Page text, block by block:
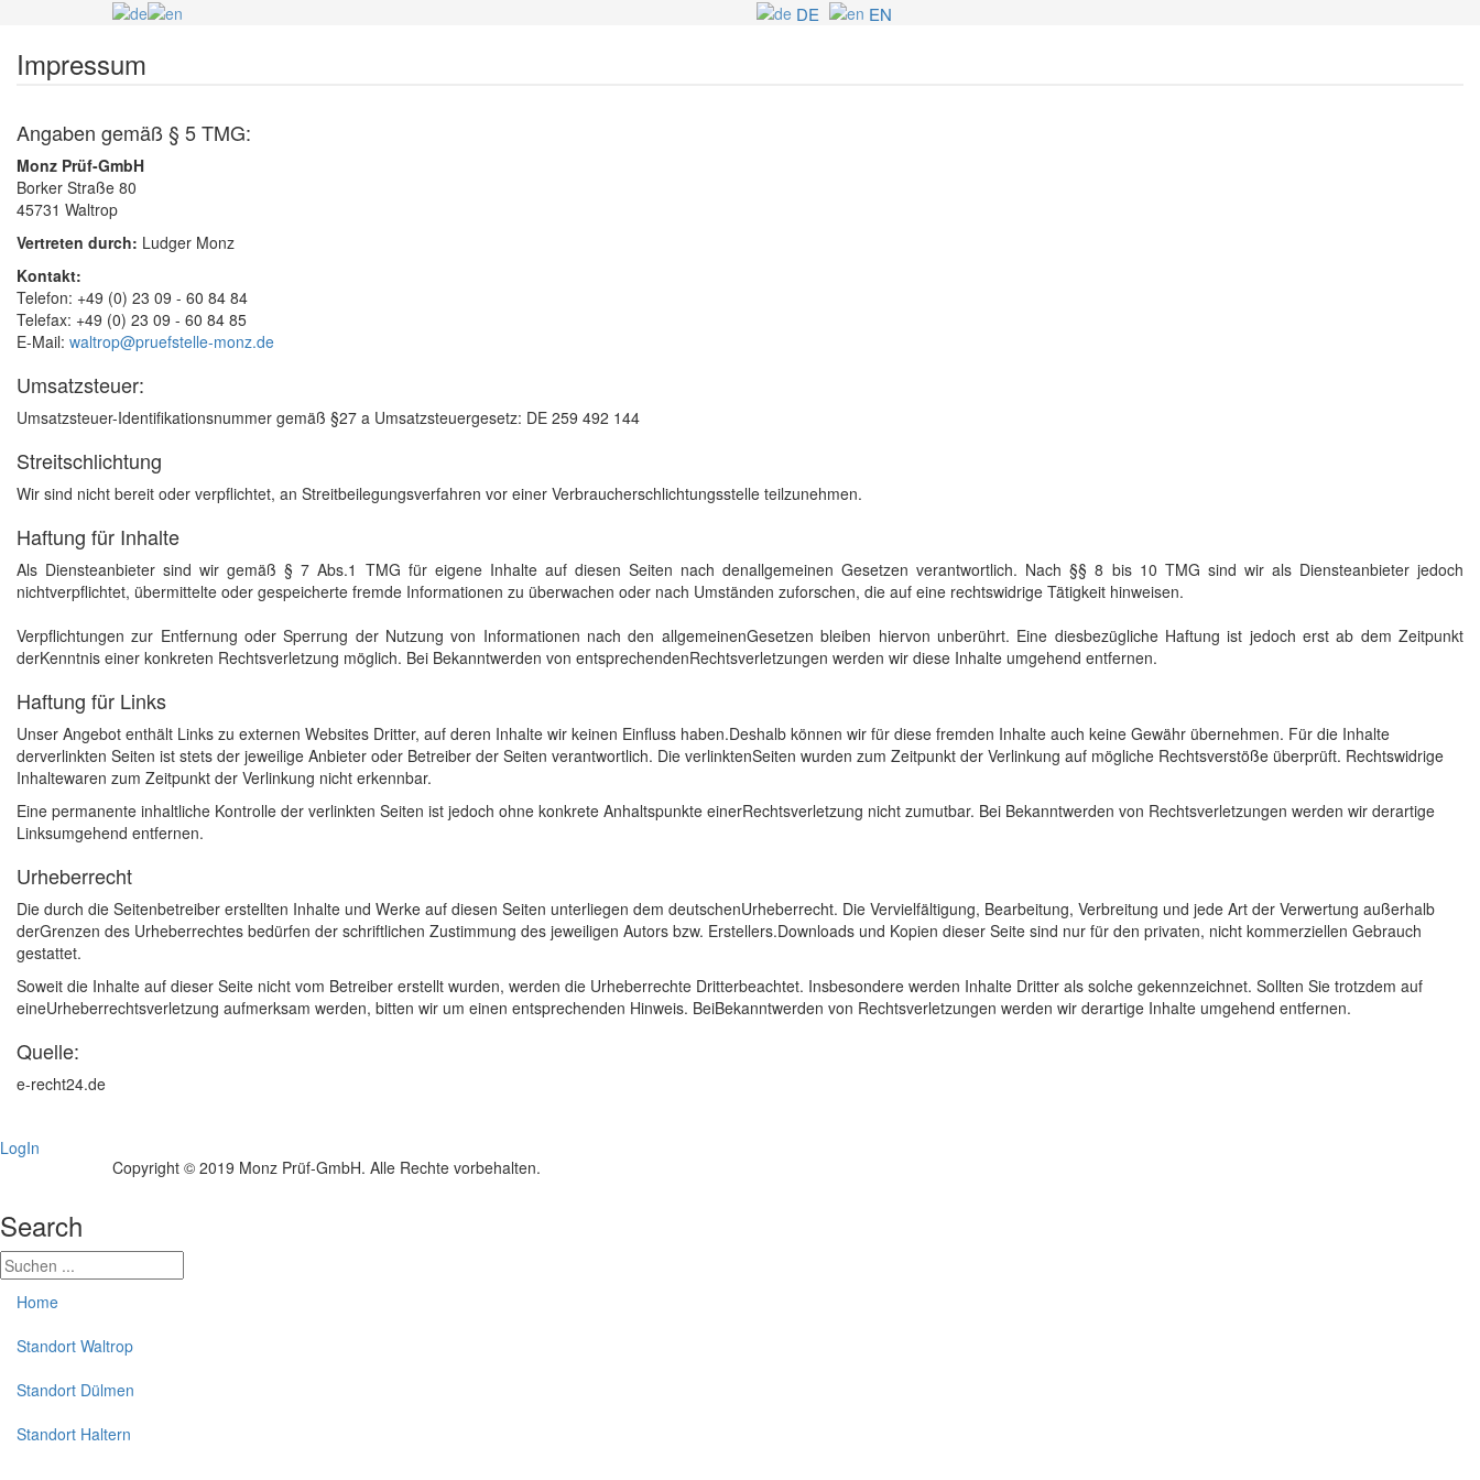
DE EN
Impressum
Angaben gemäß § 5 TMG:
Monz Prüf-GmbH
Borker Straße 80
45731 Waltrop
Vertreten durch: Ludger Monz
Kontakt:
Telefon: +49 (0) 23 09 - 60 84 84
Telefax: +49 (0) 23 09 - 60 84 85
E-Mail: waltrop@pruefstelle-monz.de
Umsatzsteuer:
Umsatzsteuer-Identifikationsnummer gemäß §27 a Umsatzsteuergesetz: DE 259 492 144
Streitschlichtung
Wir sind nicht bereit oder verpflichtet, an Streitbeilegungsverfahren vor einer Verbraucherschlichtungsstelle teilzunehmen.
Haftung für Inhalte
Als Diensteanbieter sind wir gemäß § 7 Abs.1 TMG für eigene Inhalte auf diesen Seiten nach denallgemeinen Gesetzen verantwortlich. Nach §§ 8 bis 10 TMG sind wir als Diensteanbieter jedoch
nichtverpflichtet, übermittelte oder gespeicherte fremde Informationen zu überwachen oder nach Umständen zuforschen, die auf eine rechtswidrige Tätigkeit hinweisen.
Verpflichtungen zur Entfernung oder Sperrung der Nutzung von Informationen nach den allgemeinenGesetzen bleiben hiervon unberührt. Eine diesbezügliche Haftung ist jedoch erst ab dem Zeitpunkt
derKenntnis einer konkreten Rechtsverletzung möglich. Bei Bekanntwerden von entsprechendenRechtsverletzungen werden wir diese Inhalte umgehend entfernen.
Haftung für Links
Unser Angebot enthält Links zu externen Websites Dritter, auf deren Inhalte wir keinen Einfluss haben.Deshalb können wir für diese fremden Inhalte auch keine Gewähr übernehmen. Für die Inhalte
derverlinkten Seiten ist stets der jeweilige Anbieter oder Betreiber der Seiten verantwortlich. Die verlinktenSeiten wurden zum Zeitpunkt der Verlinkung auf mögliche Rechtsverstöße überprüft. Rechtswidrige
Inhaltewaren zum Zeitpunkt der Verlinkung nicht erkennbar.
Eine permanente inhaltliche Kontrolle der verlinkten Seiten ist jedoch ohne konkrete Anhaltspunkte einerRechtsverletzung nicht zumutbar. Bei Bekanntwerden von Rechtsverletzungen werden wir derartige
Linksumgehend entfernen.
Urheberrecht
Die durch die Seitenbetreiber erstellten Inhalte und Werke auf diesen Seiten unterliegen dem deutschenUrheberrecht. Die Vervielfältigung, Bearbeitung, Verbreitung und jede Art der Verwertung außerhalb
derGrenzen des Urheberrechtes bedürfen der schriftlichen Zustimmung des jeweiligen Autors bzw. Erstellers.Downloads und Kopien dieser Seite sind nur für den privaten, nicht kommerziellen Gebrauch
gestattet.
Soweit die Inhalte auf dieser Seite nicht vom Betreiber erstellt wurden, werden die Urheberrechte Dritterbeachtet. Insbesondere werden Inhalte Dritter als solche gekennzeichnet. Sollten Sie trotzdem auf
eineUrheberrechtsverletzung aufmerksam werden, bitten wir um einen entsprechenden Hinweis. BeiBekanntwerden von Rechtsverletzungen werden wir derartige Inhalte umgehend entfernen.
Quelle:
e-recht24.de
LogIn
Copyright © 2019 Monz Prüf-GmbH. Alle Rechte vorbehalten.
Search
Home
Standort Waltrop
Standort Dülmen
Standort Haltern